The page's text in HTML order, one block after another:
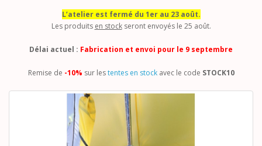
L’atelier est fermé du 1er au 23 août.
Les produits en stockseront envoyés le 25 août.
Délai actuel : Fabrication et envoi pour le 9 septembre
Remise de -10% sur lestentes en stockavec le code STOCK10